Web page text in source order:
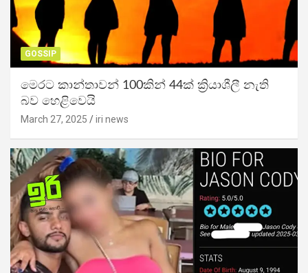
GOSSIP
මෙරට කාන්තාවන් 100කින් 44ක් ක්‍රියාශීලී නැති
බව හෙළිවෙයි
March 27, 2025 iri news